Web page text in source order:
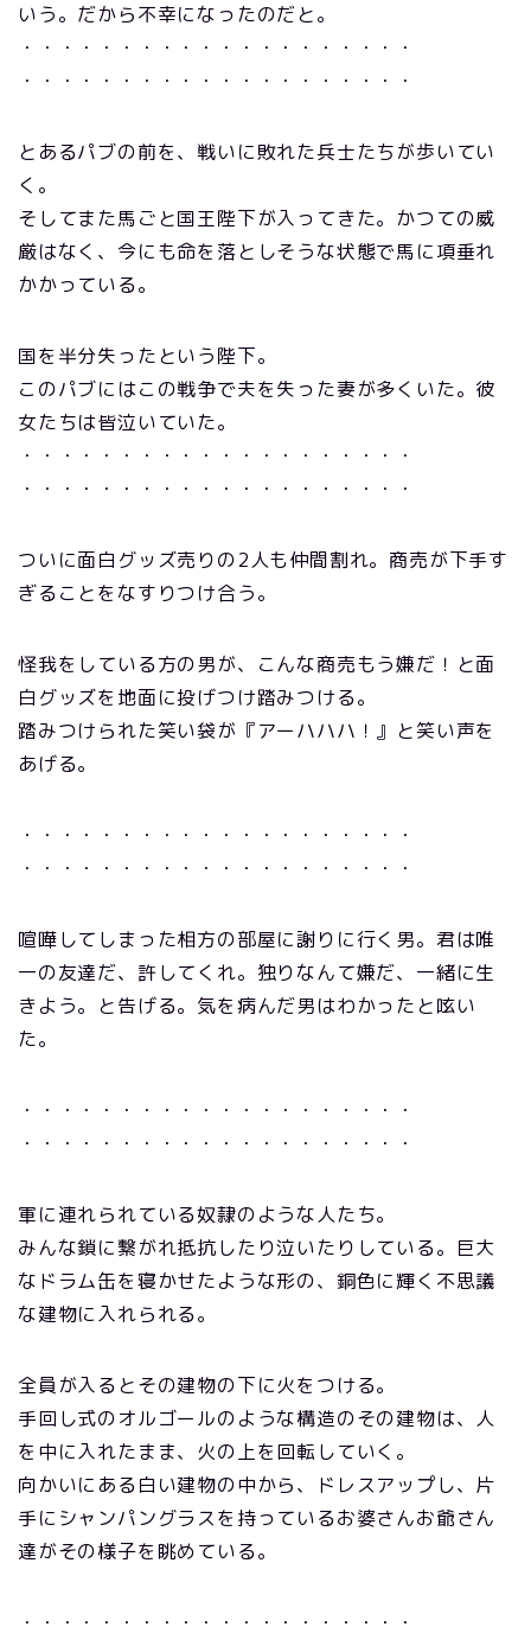
いう。だから不幸になったのだと。
・・・・・・・・・・・・・・・・・・・・
・・・・・・・・・・・・・・・・・・・・
とあるパブの前を、戦いに敗れた兵士たちが歩いてい
く。
そしてまた馬ごと国王陛下が入ってきた。かつての威
厳はなく、今にも命を落としそうな状態で馬に項垂れ
かかっている。
国を半分失ったという陛下。
このパブにはこの戦争で夫を失った妻が多くいた。彼
女たちは皆泣いていた。
・・・・・・・・・・・・・・・・・・・・
・・・・・・・・・・・・・・・・・・・・
ついに面白グッズ売りの2人も仲間割れ。商売が下手す
ぎることをなすりつけ合う。
怪我をしている方の男が、こんな商売もう嫌だ！と面
白グッズを地面に投げつけ踏みつける。
踏みつけられた笑い袋が『アーハハハ！』と笑い声を
あげる。
・・・・・・・・・・・・・・・・・・・・
・・・・・・・・・・・・・・・・・・・・
喧嘩してしまった相方の部屋に謝りに行く男。君は唯
一の友達だ、許してくれ。独りなんて嫌だ、一緒に生
きよう。と告げる。気を病んだ男はわかったと呟い
た。
・・・・・・・・・・・・・・・・・・・・
・・・・・・・・・・・・・・・・・・・・
軍に連れられている奴隷のような人たち。
みんな鎖に繋がれ抵抗したり泣いたりしている。巨大
なドラム缶を寝かせたような形の、銅色に輝く不思議
な建物に入れられる。
全員が入るとその建物の下に火をつける。
手回し式のオルゴールのような構造のその建物は、人
を中に入れたまま、火の上を回転していく。
向かいにある白い建物の中から、ドレスアップし、片
手にシャンパングラスを持っているお婆さんお爺さん
達がその様子を眺めている。
・・・・・・・・・・・・・・・・・・・・